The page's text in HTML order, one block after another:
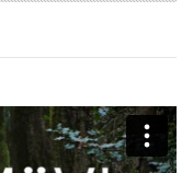
Vimeo